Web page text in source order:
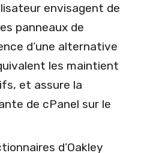
envisagent de
panneaux de
d’une alternative
les maintient
et assure la
de cPanel sur le
d’Oakley